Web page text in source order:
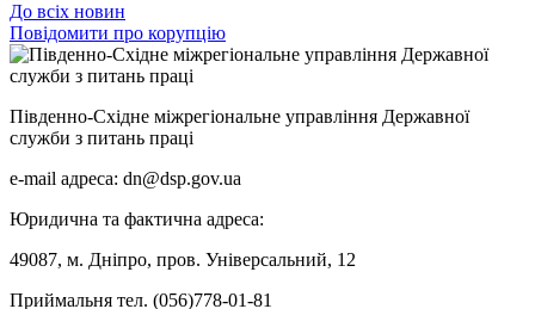
До всіх новин
Повідомити про корупцію
Південно-Східне міжрегіональне управління Державної
служби з питань праці
e-mail адреса: dn@dsp.gov.ua
Юридична та фактична адреса:
49087, м. Дніпро, пров. Універсальний, 12
Приймальня тел. (056)778-01-81